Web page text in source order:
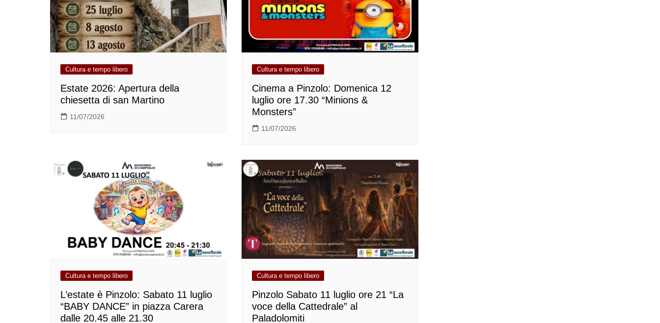
Cultura e tempo libero
Estate 2026: Apertura della
chiesetta di san Martino
11/07/2026
Cultura e tempo libero
Cinema a Pinzolo: Domenica 12
luglio ore 17.30 “Minions &
Monsters”
11/07/2026
Cultura e tempo libero
L’estate è Pinzolo: Sabato 11 luglio
“BABY DANCE” in piazza Carera
dalle 20.45 alle 21.30
Cultura e tempo libero
Pinzolo Sabato 11 luglio ore 21 “La
voce della Cattedrale” al
Paladolomiti